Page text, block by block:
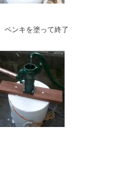
ペンキを塗って終了